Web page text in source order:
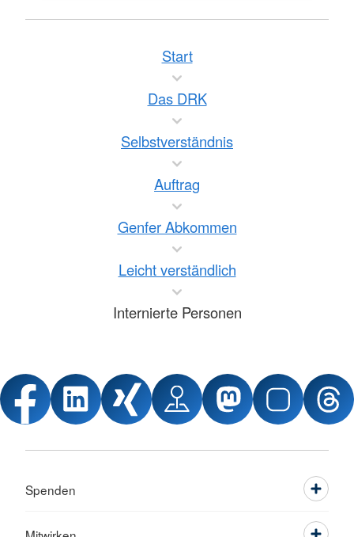
Start
Das DRK
Selbstverständnis
Auftrag
Genfer Abkommen
Leicht verständlich
Internierte Personen
Spenden